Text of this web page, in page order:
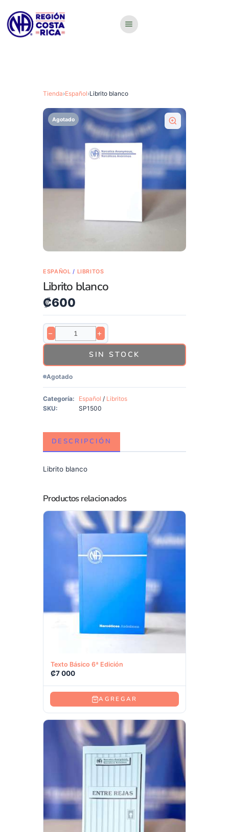
Tienda›Español›Librito blanco
Agotado
ESPAÑOL / LIBRITOS
Librito blanco
₡600
− +
SIN STOCK
Agotado
Categoría: Español / Libritos
SKU:
SP1500
DESCRIPCIÓN
Librito blanco
Productos relacionados
Ver producto
Texto Básico 6ª Edición
₡7 000
AGREGAR